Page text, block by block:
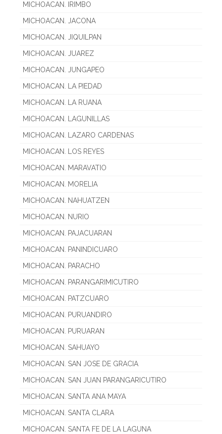
MICHOACAN. IRIMBO
MICHOACAN. JACONA
MICHOACAN. JIQUILPAN
MICHOACAN. JUAREZ
MICHOACAN. JUNGAPEO
MICHOACAN. LA PIEDAD
MICHOACAN. LA RUANA
MICHOACAN. LAGUNILLAS
MICHOACAN. LAZARO CARDENAS
MICHOACAN. LOS REYES
MICHOACAN. MARAVATIO
MICHOACAN. MORELIA
MICHOACAN. NAHUATZEN
MICHOACAN. NURIO
MICHOACAN. PAJACUARAN
MICHOACAN. PANINDICUARO
MICHOACAN. PARACHO
MICHOACAN. PARANGARIMICUTIRO
MICHOACAN. PATZCUARO
MICHOACAN. PURUANDIRO
MICHOACAN. PURUARAN
MICHOACAN. SAHUAYO
MICHOACAN. SAN JOSE DE GRACIA
MICHOACAN. SAN JUAN PARANGARICUTIRO
MICHOACAN. SANTA ANA MAYA
MICHOACAN. SANTA CLARA
MICHOACAN. SANTA FE DE LA LAGUNA